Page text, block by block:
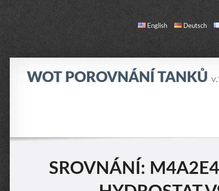
English Deutsch
WOT POROVNÁNÍ TANKŮ
SROVNÁNÍ: